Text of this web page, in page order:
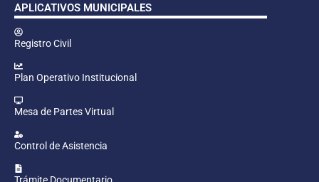
APLICATIVOS MUNICIPALES
Registro Civil
Plan Operativo Institucional
Mesa de Partes Virtual
Control de Asistencia
Trámite Documentario